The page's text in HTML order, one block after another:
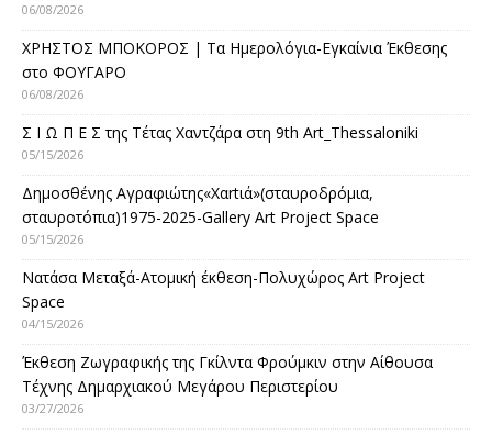
06/08/2026
ΧΡΗΣΤΟΣ ΜΠΟΚΟΡΟΣ | Τα Ημερολόγια-Εγκαίνια Έκθεσης
στο ΦΟΥΓΑΡΟ
06/08/2026
Σ Ι Ω Π Ε Σ της Τέτας Χαντζάρα στη 9th Art_Thessaloniki
05/15/2026
Δημοσθένης Αγραφιώτης«Xαrtιά»(σταυροδρόμια,
σταυροτόπια)1975-2025-Gallery Art Project Space
05/15/2026
Νατάσα Μεταξά-Ατομική έκθεση-Πολυχώρος Art Project
Space
04/15/2026
Έκθεση Ζωγραφικής της Γκίλντα Φρούμκιν στην Αίθουσα
Τέχνης Δημαρχιακού Μεγάρου Περιστερίου
03/27/2026